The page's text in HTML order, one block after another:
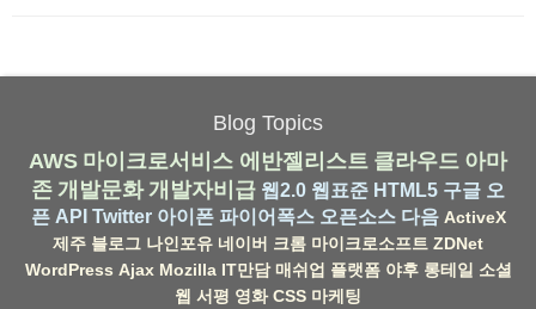
Blog Topics
AWS 마이크로서비스 에반젤리스트 클라우드 아마
존 개발문화 개발자비급 웹2.0 웹표준 HTML5 구글 오
픈 API Twitter 아이폰 파이어폭스 오픈소스 다음 ActiveX
제주 블로그 나인포유 네이버 크롬 마이크로소프트 ZDNet
WordPress Ajax Mozilla IT만담 매쉬업 플랫폼 야후 롱테일 소셜
웹 서평 영화 CSS 마케팅